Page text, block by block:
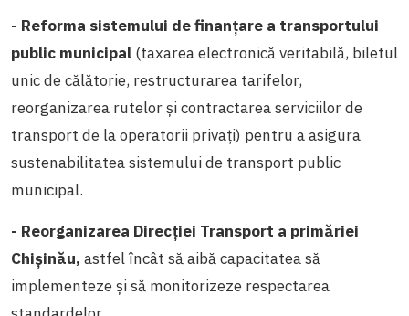
- Reforma sistemului de finanțare a transportului
public municipal (taxarea electronică veritabilă, biletul
unic de călătorie, restructurarea tarifelor,
reorganizarea rutelor și contractarea serviciilor de
transport de la operatorii privați) pentru a asigura
sustenabilitatea sistemului de transport public
municipal.
- Reorganizarea Direcției Transport a primăriei
Chișinău, astfel încât să aibă capacitatea să
implementeze și să monitorizeze respectarea